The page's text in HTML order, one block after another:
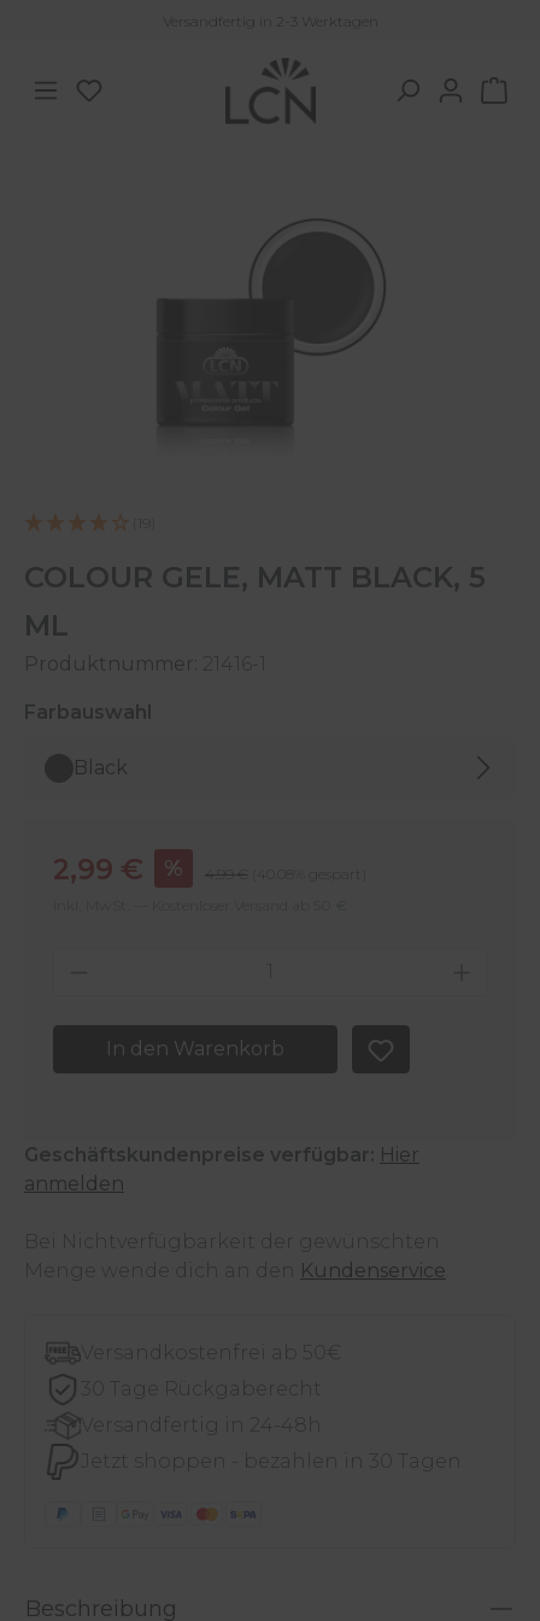
Zum Hauptinhalt springenVersandfertig in 2-3 Werktagen
Du hast 0 Produkte auf dem Merkzettel
COLOUR GELE, MATT BLACK, 5
ML
Produktnummer: 21416-1
Farbauswahl
Black
Verkaufspreis:
2,99 € % Regulärer Preis:
4,99 €
(40.08% gespart)
Produkt Anzahl: Gib den
In den Warenkorb
Geschäftskundenpreise verfügbar: Hier
anmelden
Bei Nichtverfügbarkeit der gewünschten
Menge wende dich an den
Kundenservice
Versandkostenfrei ab 50€
30 Tage Rückgaberecht
Versandfertig in 24-48h
Jetzt shoppen - bezahlen in 30 Tagen
Beschreibung